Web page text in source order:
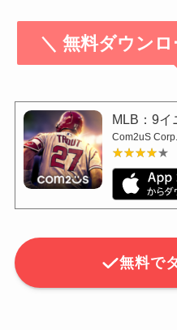
＼ 無料ダウン
MLB：9イ
Com2uS Corp.
★★★★★
★★★★★
無料で